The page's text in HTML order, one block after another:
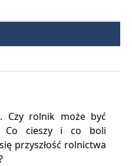
Czy rolnik może być
Co cieszy i co boli
przyszłość rolnictwa